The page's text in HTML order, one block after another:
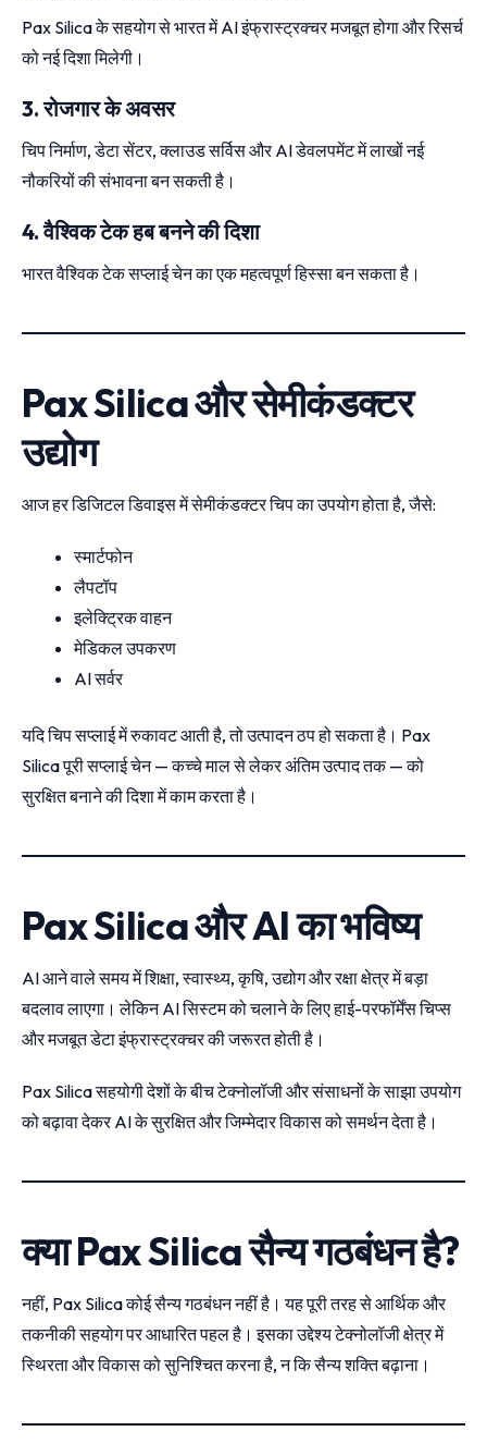
Pax Silica के सहयोग से भारत में AI इंफ्रास्ट्रक्चर मजबूत होगा और रिसर्च
को नई दिशा मिलेगी।
3. रोजगार के अवसर
चिप निर्माण, डेटा सेंटर, क्लाउड सर्विस और AI डेवलपमेंट में लाखों नई
नौकरियों की संभावना बन सकती है।
4. वैश्विक टेक हब बनने की दिशा
भारत वैश्विक टेक सप्लाई चेन का एक महत्वपूर्ण हिस्सा बन सकता है।
Pax Silica और सेमीकंडक्टर
उद्योग
आज हर डिजिटल डिवाइस में सेमीकंडक्टर चिप का उपयोग होता है, जैसे:
स्मार्टफोन
लैपटॉप
इलेक्ट्रिक वाहन
मेडिकल उपकरण
AI सर्वर
यदि चिप सप्लाई में रुकावट आती है, तो उत्पादन ठप हो सकता है। Pax
Silica पूरी सप्लाई चेन — कच्चे माल से लेकर अंतिम उत्पाद तक — को
सुरक्षित बनाने की दिशा में काम करता है।
Pax Silica और AI का भविष्य
AI आने वाले समय में शिक्षा, स्वास्थ्य, कृषि, उद्योग और रक्षा क्षेत्र में बड़ा
बदलाव लाएगा। लेकिन AI सिस्टम को चलाने के लिए हाई-परफॉर्मेंस चिप्स
और मजबूत डेटा इंफ्रास्ट्रक्चर की जरूरत होती है।
Pax Silica सहयोगी देशों के बीच टेक्नोलॉजी और संसाधनों के साझा उपयोग
को बढ़ावा देकर AI के सुरक्षित और जिम्मेदार विकास को समर्थन देता है।
क्या Pax Silica सैन्य गठबंधन है?
नहीं, Pax Silica कोई सैन्य गठबंधन नहीं है। यह पूरी तरह से आर्थिक और
तकनीकी सहयोग पर आधारित पहल है। इसका उद्देश्य टेक्नोलॉजी क्षेत्र में
स्थिरता और विकास को सुनिश्चित करना है, न कि सैन्य शक्ति बढ़ाना।